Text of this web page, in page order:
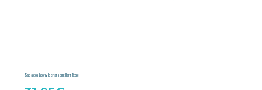
Sac à dos Leony le chat scintillant Rose